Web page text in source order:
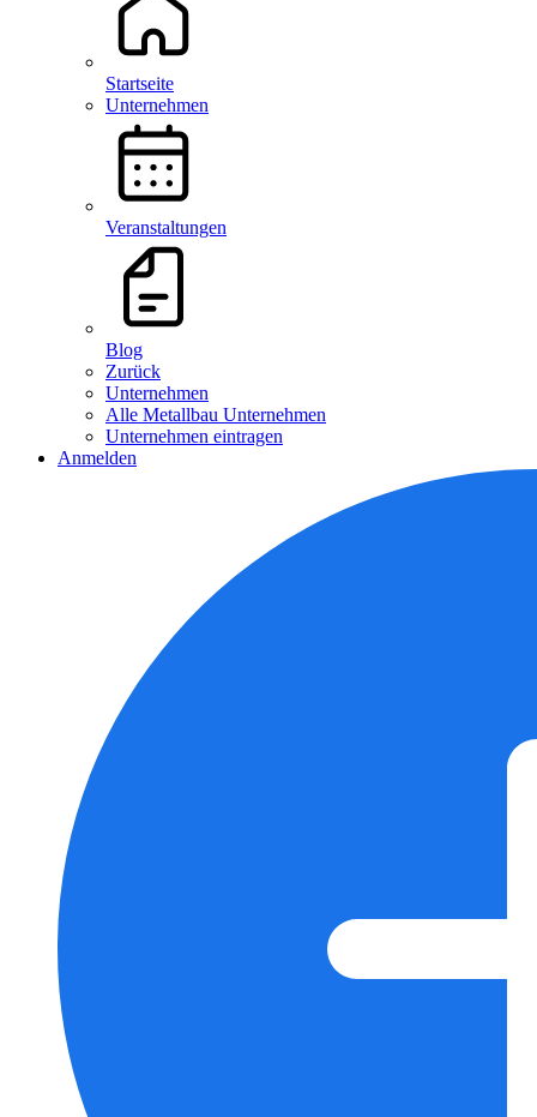
Startseite
Unternehmen
Veranstaltungen
Blog
Zurück
Unternehmen
Alle Metallbau Unternehmen
Unternehmen eintragen
Anmelden